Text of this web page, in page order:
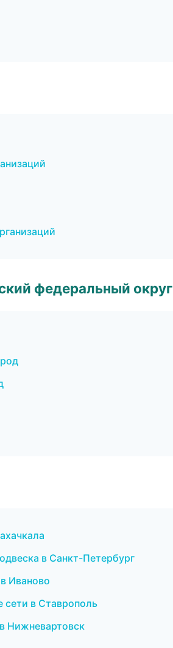
федеральный округ
в Санкт-Петербург
Иваново
в Ставрополь
Нижневартовск